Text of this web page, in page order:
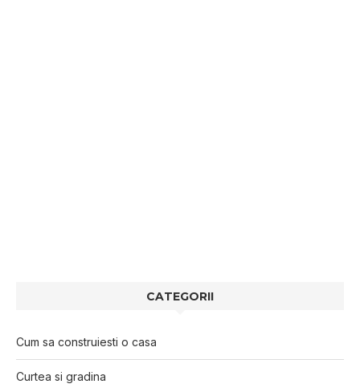
CATEGORII
Cum sa construiesti o casa
Curtea si gradina